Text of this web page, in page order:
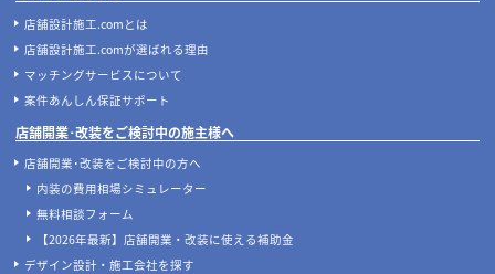
店舗設計施工.comとは
店舗設計施工.comが選ばれる理由
マッチングサービスについて
案件あんしん保証サポート
店舗開業･改装をご検討中の施主様へ
店舗開業･改装をご検討中の方へ
内装の費用相場シミュレーター
無料相談フォーム
【2026年最新】店舗開業・改装に使える補助金
デザイン設計・施工会社を探す